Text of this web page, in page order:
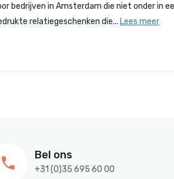
bedrijven in Amsterdam die niet onder in
relatiegeschenken die... Lees meer
Bel ons
+31 (0)35 695 60 00